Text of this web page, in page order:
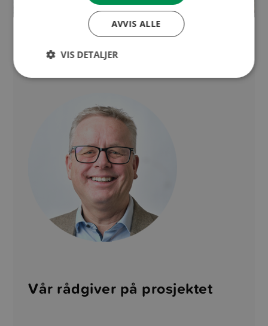
Vår rådgiver på prosjektet
AVVIS ALLE
VIS DETALJER